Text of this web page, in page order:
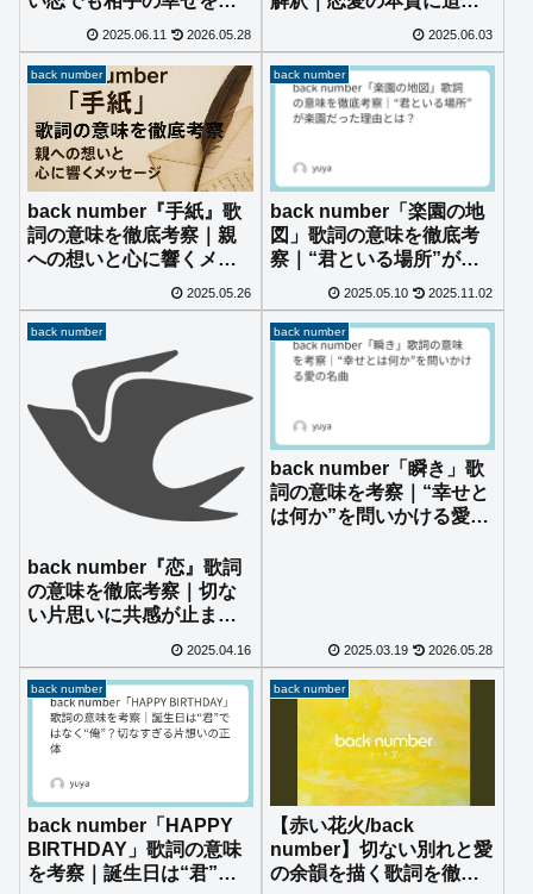
う切ない愛
2025.06.11 2026.05.28
優しいメッセージ
2025.06.03
back number
back number『手紙』歌
詞の意味を徹底考察｜親
への想いと心に響くメッ
2025.05.26
back number
back number「楽園の地
図」歌詞の意味を徹底考
察｜“君といる場所”が楽
園だった理由とは？
2025.05.10 2025.11.02
back number
back number『恋』歌詞
の意味を徹底考察｜切な
い片思いに共感が止まら
2025.04.16
back number
back number「瞬き」歌
詞の意味を考察｜“幸せと
は何か”を問いかける愛の
2025.03.19 2026.05.28
back number
back number「HAPPY
BIRTHDAY」歌詞の意味
を考察｜誕生日は“君”で
back number
【赤い花火/back
number】切ない別れと愛
の余韻を描く歌詞を徹底